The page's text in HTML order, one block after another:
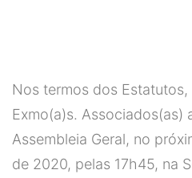
Nos termos dos
Exmo(a)s. Associados(as)
Assembleia Geral, no
de 2020, pelas 17h45, na